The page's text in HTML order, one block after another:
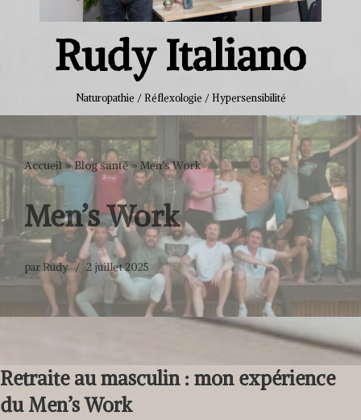
Rudy Italiano
Naturopathie / Réflexologie / Hypersensibilité
Accueil»Blog santé» Men’s Work
Men’s Work
parRudy 2 juillet 2025
Retraite au masculin : mon expérience
du Men’s Work